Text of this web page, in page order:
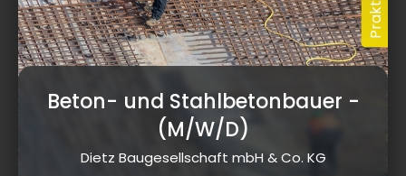
Beton- und Stahlbetonbauer -
(M/W/D)
Dietz Baugesellschaft mbH & Co. KG